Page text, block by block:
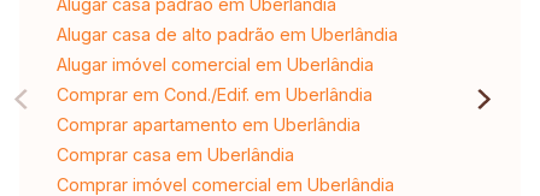
Alugar casa padrão em Uberlândia
Alugar casa de alto padrão em Uberlândia
Alugar imóvel comercial em Uberlândia
Comprar em Cond./Edif. em Uberlândia
Comprar apartamento em Uberlândia
Comprar casa em Uberlândia
Comprar imóvel comercial em Uberlândia